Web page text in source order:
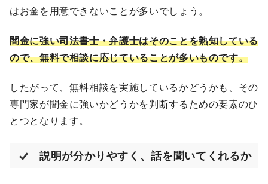
はお金を用意できないことが多いでしょう。
闇金に強い司法書士・弁護士はそのことを熟知している
ので、無料で相談に応じていることが多いものです。
したがって、無料相談を実施しているかどうかも、その
専門家が闇金に強いかどうかを判断するための要素のひ
とつとなります。
説明が分かりやすく、話を聞いてくれるか